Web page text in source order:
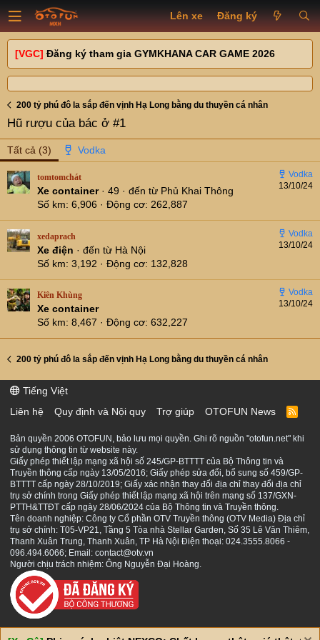
Lên xe Đăng ký
[VGC] Đăng ký tham gia GYMKHANA CAR GAME 2026
200 tỷ phú đô la sắp đến vịnh Hạ Long bằng du thuyền cá nhân
Hũ rượu của bác ở #1
Tất cả (3)
13/10/24
tomtomchát
Xe container · 49 · đến từ Phủ Khai Thông
Số km 6,906 Động cơ 262,887
13/10/24
xedaprach
Xe điện · đến từ Hà Nội
Số km 3,192 Động cơ 132,828
13/10/24
Kiên Khùng
Xe container
Số km 8,467 Động cơ 632,227
200 tỷ phú đô la sắp đến vịnh Hạ Long bằng du thuyền cá nhân
Tiếng Việt
Liên hệ
Quy định và Nội quy Trợ giúp OTOFUN News
R
S
Bản quyền 2006 OTOFUN, bảo lưu mọi quyền. Ghi rõ nguồn "otofun.net" khi
sử dụng thông tin từ website này.
Giấy phép thiết lập mạng xã hội số 245/GP-BTTTT của Bộ Thông tin và
Truyền thông cấp ngày 13/05/2016; Giấy phép sửa đổi, bổ sung số 459/GP-
BTTTT cấp ngày 28/10/2019; Giấy xác nhận thay đổi địa chỉ thay đổi địa chỉ
trụ sở chính trong Giấy phép thiết lập mạng xã hội trên mạng số 137/GXN-
PTTH&TTĐT cấp ngày 28/06/2024 của Bộ Thông tin và Truyền thông.
Tên doanh nghiệp: Công ty Cổ phần OTV Truyền thông (OTV Media) Địa chỉ
trụ sở chính: T05-VP21, Tầng 5 Tòa nhà Stellar Garden, Số 35 Lê Văn Thiêm,
Thanh Xuân Trung, Thanh Xuân, TP Hà Nội Điện thoại: 024.3555.8066 -
096.494.6066; Email: contact@otv.vn
Người chịu trách nhiệm: Ông Nguyễn Đại Hoàng.